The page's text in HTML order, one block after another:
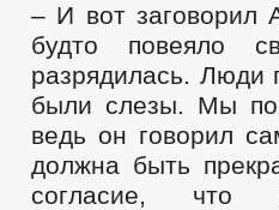
– И вот заговорил
будто повеяло
разрядилась. Люди
были слезы. Мы
ведь он говорил
должна быть
согласие, что